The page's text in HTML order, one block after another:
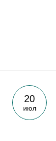
20
июл